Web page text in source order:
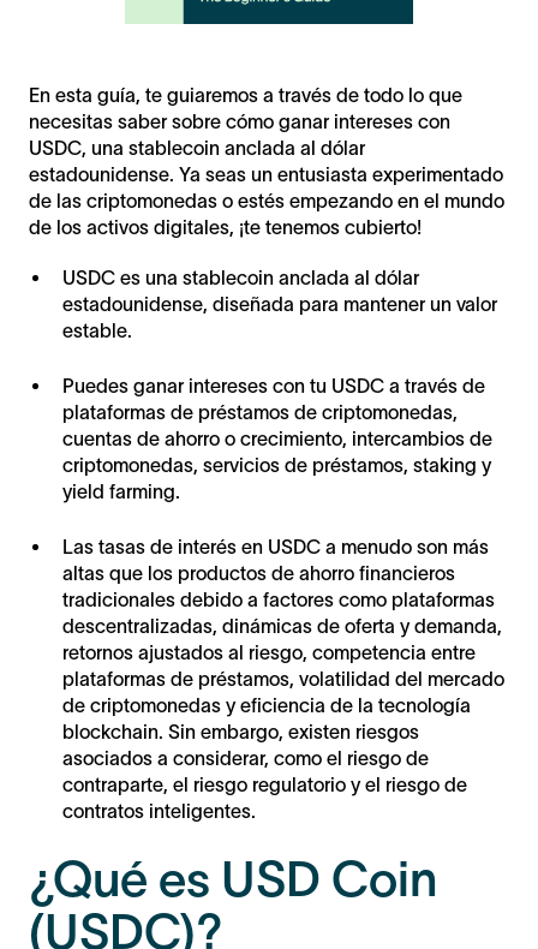
En esta guía, te guiaremos a través de todo lo que
necesitas saber sobre cómo ganar intereses con
USDC, una stablecoin anclada al dólar
estadounidense. Ya seas un entusiasta experimentado
de las criptomonedas o estés empezando en el mundo
de los activos digitales, ¡te tenemos cubierto!
USDC es una stablecoin anclada al dólar
estadounidense, diseñada para mantener un valor
estable.
Puedes ganar intereses con tu USDC a través de
plataformas de préstamos de criptomonedas,
cuentas de ahorro o crecimiento, intercambios de
criptomonedas, servicios de préstamos, staking y
yield farming.
Las tasas de interés en USDC a menudo son más
altas que los productos de ahorro financieros
tradicionales debido a factores como plataformas
descentralizadas, dinámicas de oferta y demanda,
retornos ajustados al riesgo, competencia entre
plataformas de préstamos, volatilidad del mercado
de criptomonedas y eficiencia de la tecnología
blockchain. Sin embargo, existen riesgos
asociados a considerar, como el riesgo de
contraparte, el riesgo regulatorio y el riesgo de
contratos inteligentes.
¿Qué es USD Coin
(USDC)?